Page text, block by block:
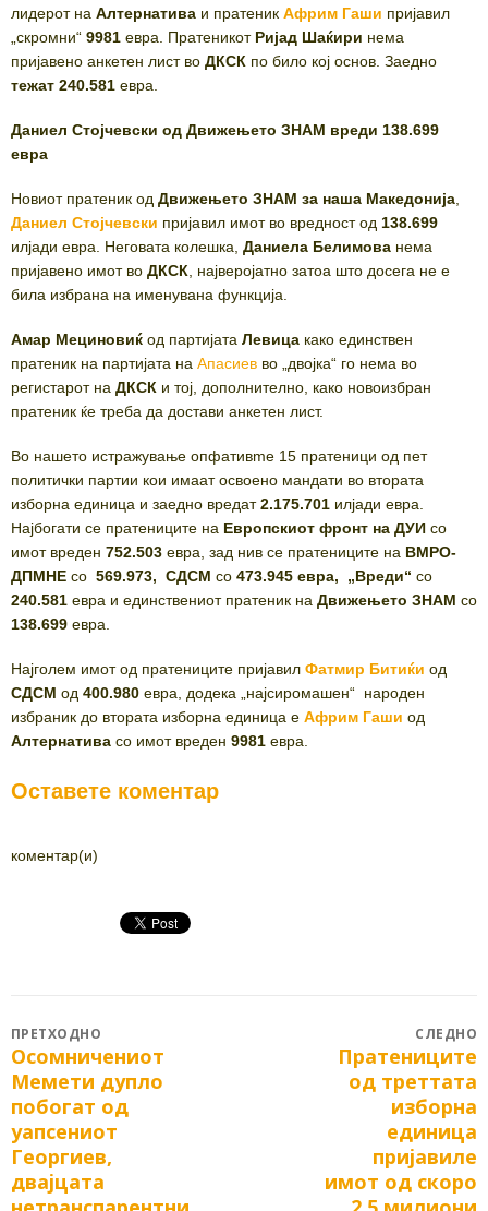
лидерот на Алтернатива и пратеник Африм Гаши пријавил
„скромни“ 9981 евра. Пратеникот Ријад Шаќири нема
пријавено анкетен лист во ДКСК по било кој основ. Заедно
тежат 240.581 евра.
Даниел Стојчевски од Движењето ЗНАМ вреди 138.699
евра
Новиот пратеник од Движењето ЗНАМ за наша Македонија,
Даниел Стојчевски пријавил имот во вредност од 138.699
илјади евра. Неговата колешка, Даниела Белимова нема
пријавено имот во ДКСК, најверојатно затоа што досега не е
била избрана на именувана функција.
Амар Мециновиќ од партијата Левица како единствен
пратеник на партијата на Апасиев во „двојка“ го нема во
регистарот на ДКСК и тој, дополнително, како новоизбран
пратеник ќе треба да достави анкетен лист.
Во нашето истражување опфативmе 15 пратеници од пет
политички партии кои имаат освоено мандати во втората
изборна единица и заедно вредат2.175.701 илјади евра.
Најбогати се пратениците на Европскиот фронт на ДУИ со
имот вреден 752.503 евра, зад нив се пратениците на ВМРО-
ДПМНЕ со 569.973, СДСМ со 473.945 евра, „Вреди“ со
240.581 евра и единствениот пратеник на Движењето ЗНАМ со
138.699 евра.
Најголем имот од пратениците пријавил Фатмир Битиќи од
СДСМ од 400.980 евра, додека „најсиромашен“ народен
избраник до втората изборна единица е Африм Гаши од
Алтернатива со имот вреден 9981 евра.
Оставете коментар
коментар(и)
Post
navigation
ПРЕТХОДНО
Previous
post:
Осомничениот
Мемети дупло
побогат од
уапсениот
Георгиев,
двајцата
СЛЕДНО
Next
post:
Пратениците
од треттата
изборна
единица
пријавиле
имот од скоро